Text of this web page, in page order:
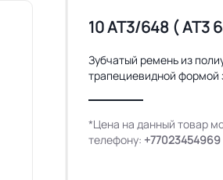
10 AT3/648 ( АТ3
Зубчатый ремень из
трапециевидной формой
*Цена на данный товар
телефону: +77023454969